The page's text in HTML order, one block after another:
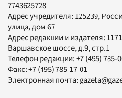
7743625728
Адрес учредителя: 125239,
улица, дом 67
Адрес редакции и издателя:
Варшавское шоссе, д.9, стр.1
Телефон редакции:+7 (495) 785-
Факс:+7 (495) 785-17-01
Электронная почта: